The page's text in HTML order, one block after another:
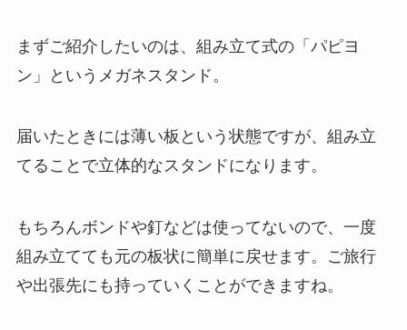
まずご紹介したいのは、組み立て式の「パピヨ
ン」というメガネスタンド。
届いたときには薄い板という状態ですが、組み立
てることで立体的なスタンドになります。
もちろんボンドや釘などは使ってないので、一度
組み立てても元の板状に簡単に戻せます。ご旅行
や出張先にも持っていくことができますね。